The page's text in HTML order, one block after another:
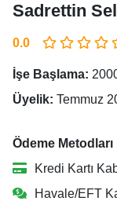
Sadrettin
0.0
İşe Başlama:
Üyelik: Temmuz
Ödeme Metodları
Kredi Kartı
Havale/EFT